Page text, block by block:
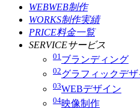
WEBWEB制作
WORKS制作実績
PRICE料金一覧
SERVICEサービス
01 ブランディング
02グラフィックデザ
03WEBデザイン
04映像制作